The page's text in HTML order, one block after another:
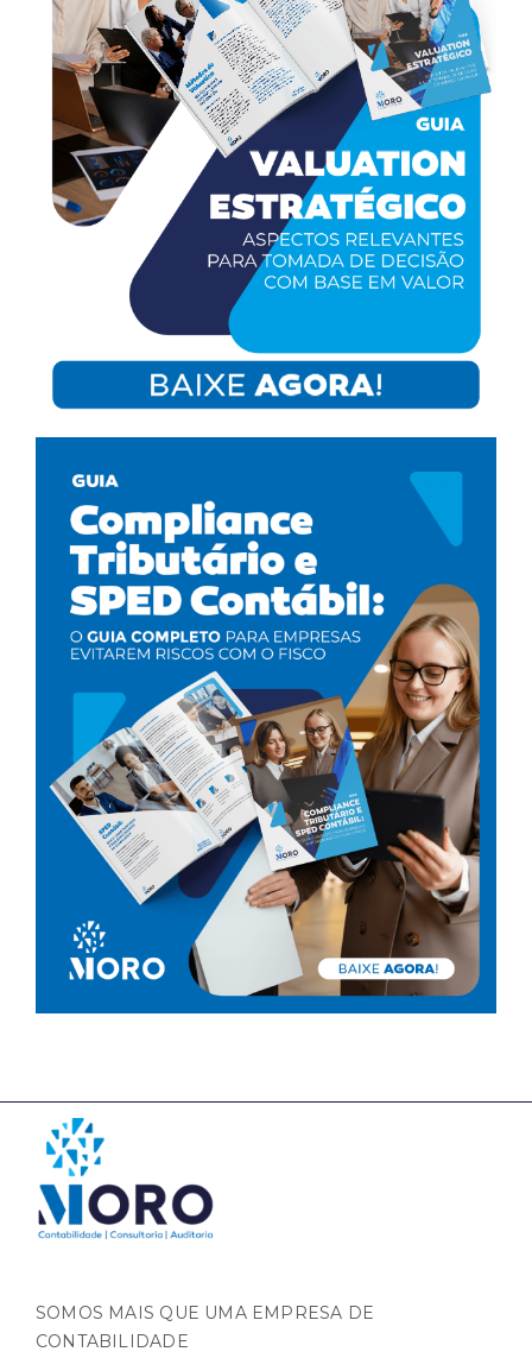
SOMOS MAIS QUE UMA EMPRESA DE
CONTABILIDADE